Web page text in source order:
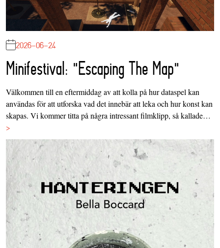
2026-06-24
Minifestival: "Escaping The Map"
Välkommen till en eftermiddag av att kolla på hur dataspel kan
användas för att utforska vad det innebär att leka och hur konst kan
skapas. Vi kommer titta på några intressant filmklipp, så kallade…
>